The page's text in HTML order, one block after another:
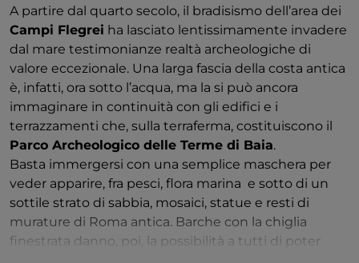
A partire dal quarto secolo, il bradisismo dell’area dei
Campi Flegrei ha lasciato lentissimamente invadere
dal mare ​testimonianze ​​realtà ​archeologiche di
valore eccezionale. Una larga fascia della costa antica
è​,​ infatti​,​ ora ​sotto l’acqua​, ​ma ​la si può ancora
immaginare in continuità con gli edifici e i
terrazzamenti che​,​ sulla terraferma​,​ costituiscono il
Parco Archeologico delle Terme di Baia.​ ​
​​Basta immergersi con una semplice maschera per
veder apparire, ​​fra pesci, flora marina​​ ​​ e sotto di un
sottile strato di sabbia, ​​​​​mosaici, statue e resti di
murature di Roma antica​​​​. ​Barche con la chiglia
finestrata danno, poi, la possibilità a tutti di poter